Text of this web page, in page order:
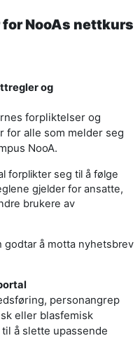
NooAs nettkurs
og
forpliktelser og
for alle som melder seg
NooA.
forplikter seg til å følge
gjelder for ansatte,
brukere av
å motta nyhetsbrev
personangrep
eller blasfemisk
å slette upassende